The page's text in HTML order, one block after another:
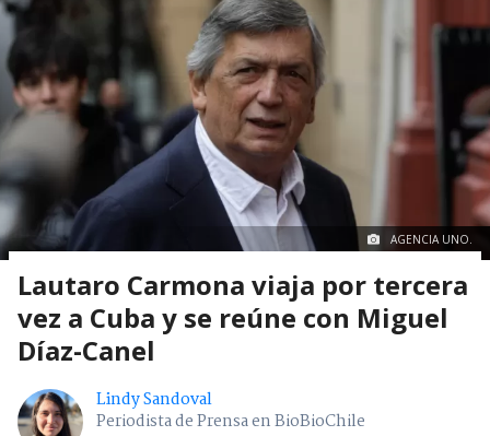
AGENCIA UNO.
Lautaro Carmona viaja por tercera
vez a Cuba y se reúne con Miguel
Díaz-Canel
Lindy Sandoval
Periodista de Prensa en BioBioChile